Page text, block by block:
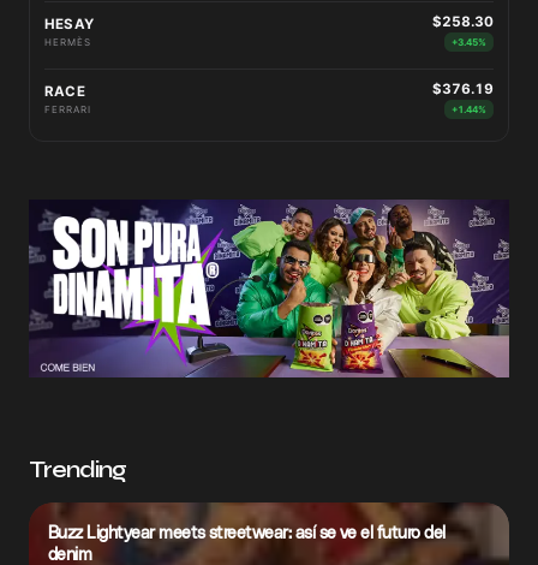
HESAY
HERMÈS
$258.30
+3.45%
RACE
FERRARI
$376.19
+1.44%
Trending
Buzz Lightyear meets streetwear: así se ve el futuro del
denim